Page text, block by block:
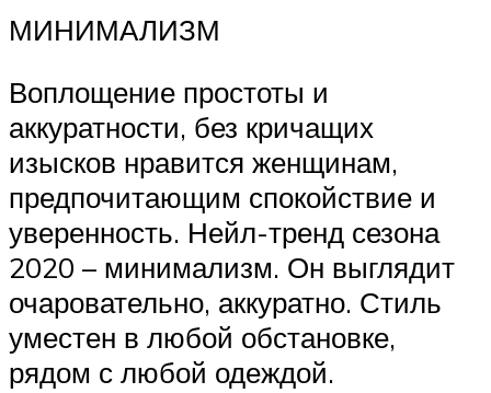
МИНИМАЛИЗМ
Воплощение простоты и
аккуратности, без кричащих
изысков нравится женщинам,
предпочитающим спокойствие и
уверенность. Нейл-тренд сезона
2020 – минимализм. Он выглядит
очаровательно, аккуратно. Стиль
уместен в любой обстановке,
рядом с любой одеждой.